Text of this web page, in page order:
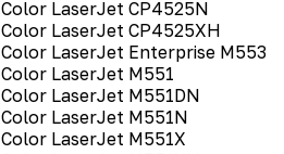
Color LaserJet CP4525N
Color LaserJet CP4525XH
Color LaserJet Enterprise M553
Color LaserJet M551
Color LaserJet M551DN
Color LaserJet M551N
Color LaserJet M551X